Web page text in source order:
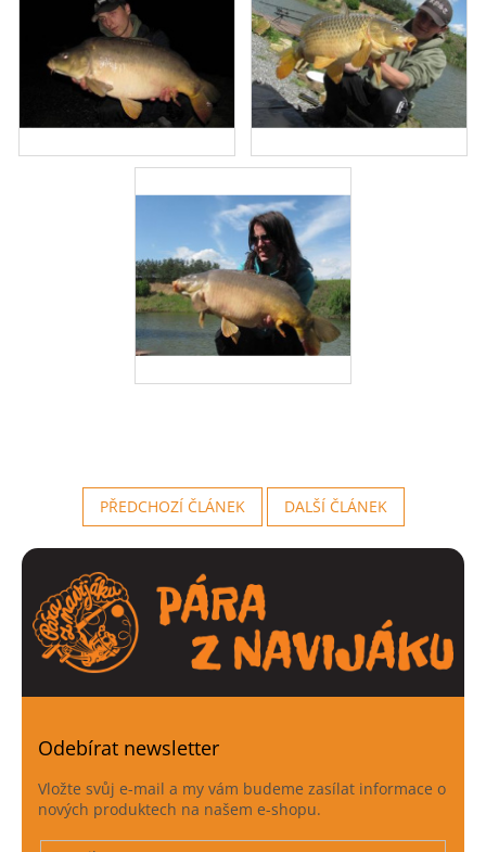
PŘEDCHOZÍ ČLÁNEK DALŠÍ ČLÁNEK
Odebírat newsletter
Vložte svůj e-mail a my vám budeme zasílat informace o
nových produktech na našem e-shopu.